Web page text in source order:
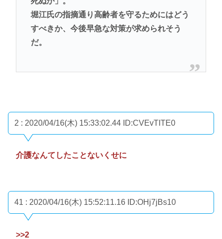
堀江氏の指摘通り高齢者を守るためにはどう
すべきか、今後早急な対策が求められそう
だ。
2 : 2020/04/16(木) 15:33:02.44 ID:CVEvTITE0
介護なんてしたことないくせに
41 : 2020/04/16(木) 15:52:11.16 ID:OHj7jBs10
>>2